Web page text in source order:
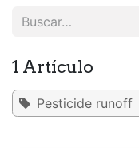
1 Artículo
Pesticide runoff